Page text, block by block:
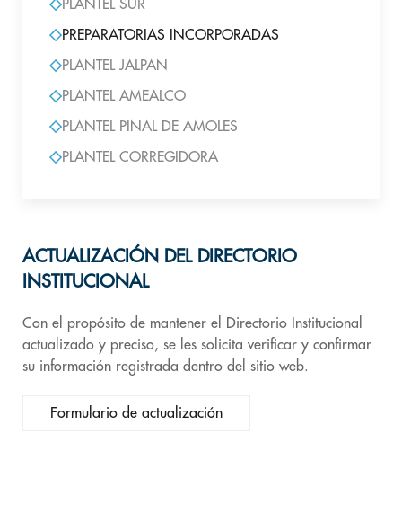
PLANTEL SUR
PREPARATORIAS INCORPORADAS
PLANTEL JALPAN
PLANTEL AMEALCO
PLANTEL PINAL DE AMOLES
PLANTEL CORREGIDORA
ACTUALIZACIÓN DEL DIRECTORIO
INSTITUCIONAL
Con el propósito de mantener el Directorio Institucional
actualizado y preciso, se les solicita verificar y confirmar
su información registrada dentro del sitio web.
Formulario de actualización